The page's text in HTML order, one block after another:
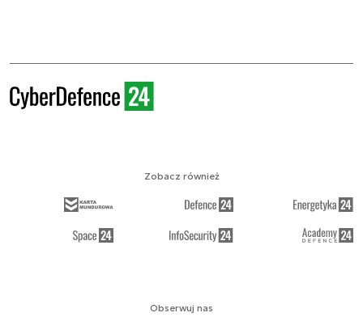
Obserwuj nas
Zobacz również